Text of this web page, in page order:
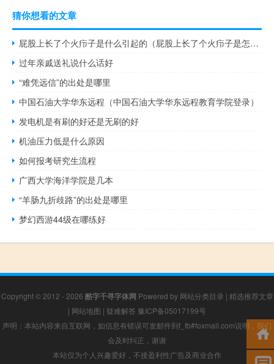
猜你想看的文章
屁股上长了个火疖子是什么引起的（屁股上长了个火疖子是怎么回事）
过年亲戚送礼说什么话好
“难凭远信”的出处是哪里
中国石油大学华东远程（中国石油大学华东远程教育学院登录）
发电机是有刷的好还是无刷的好
机油压力低是什么原因
如何报考研究生流程
广西大学海洋学院是几本
“羊肠九折歧路”的出处是哪里
梦幻西游44级在哪练好
Copyright © 2012 - 2026 酷字千寻字体网 Powered by 网站分类目录 | 精选推荐文章
| 网站地图 | 疑难解答 豫ICP备05017199号
声明：本站内容来自互联网，如信息有错误可发邮件到f_fb#foxmail.com说明，我们
会及时纠正，谢谢
本站仅为个人兴趣爱好，不接盈利性广告及商业合作